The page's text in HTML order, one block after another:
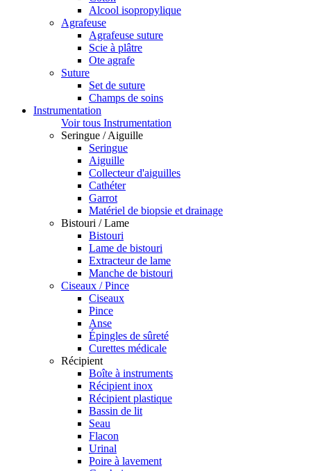
Alcool isopropylique
Agrafeuse
Agrafeuse suture
Scie à plâtre
Ote agrafe
Suture
Set de suture
Champs de soins
Instrumentation
Voir tous Instrumentation
Seringue / Aiguille
Seringue
Aiguille
Collecteur d'aiguilles
Cathéter
Garrot
Matériel de biopsie et drainage
Bistouri / Lame
Bistouri
Lame de bistouri
Extracteur de lame
Manche de bistouri
Ciseaux / Pince
Ciseaux
Pince
Anse
Épingles de sûreté
Curettes médicale
Récipient
Boîte à instruments
Récipient inox
Récipient plastique
Bassin de lit
Seau
Flacon
Urinal
Poire à lavement